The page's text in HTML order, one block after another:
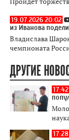
19.07.2026 20:02
из Иванова
Владислава
чемпионата
ДРУГИЕ
17:42
17:28